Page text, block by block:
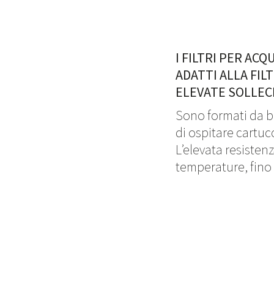
I FILTRI PER
ADATTI ALLA
ELEVATE
Sono formati da
di ospitare
L’elevata
temperature, fino